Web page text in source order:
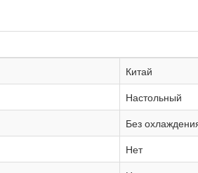
Китай
Настольный
Без
Нет